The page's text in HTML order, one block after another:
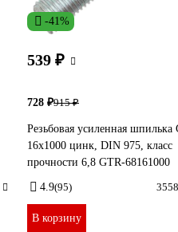
-41%
539 ₽
728 ₽915 ₽
Резьбовая усиленная шпилька
16x1000 цинк, DIN 975, класс
прочности 6,8 GTR-68161000
4.9(95)
В корзину